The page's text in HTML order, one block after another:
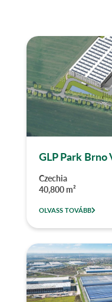
GLP Park Brno
Czechia
40,800 m²
OLVASS TOVÁBB